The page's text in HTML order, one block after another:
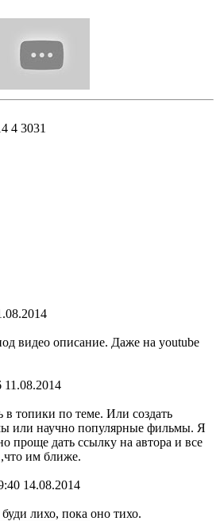
4 3031
видео описание. Даже на youtube
11.08.2014
в топики по теме. Или создать
или научно популярные фильмы. Я
проще дать ссылку на автора и все
им ближе.
14.08.2014
лихо, пока оно тихо.